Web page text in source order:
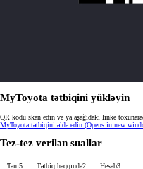
MyToyota tətbiqini yükləyin
QR kodu skan edin və ya aşağıdakı linkə
MyToyota tətbiqini əldə edin (Opens in new
Tez-tez verilən suallar
Tam5 Tətbiq haqqında2 Hesab3